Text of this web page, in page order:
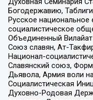
Богодержавию,
Русское
социалистическое
Объединенный
Союз славян, Ат-
Национал-
Славянский союз,
Дьявола, Армия воли
Социалистическая
Духовно-Родовая